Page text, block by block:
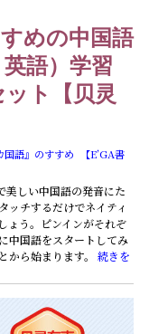
めの中国語
語）学習
ト【贝灵
国語』のすすめ
【E’GA書
美しい中国語の発音にた
ッチするだけでネイティ
ょう。ピンインがそれぞ
中国語をスタートしてみ
から始まります。 続きを